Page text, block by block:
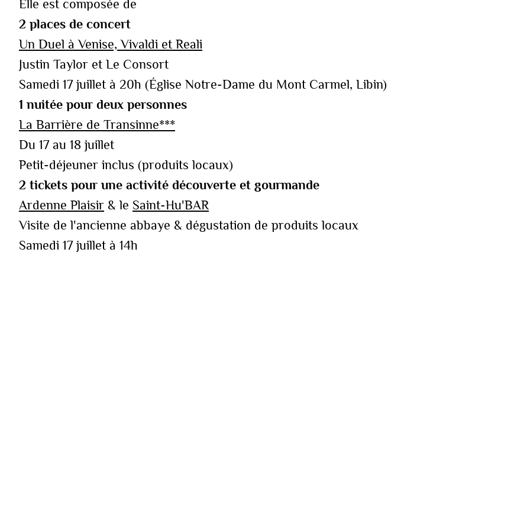
Elle est composée de
‍2 places de concert
Un Duel à Venise, Vivaldi et Reali
Justin Taylor et Le Consort
Samedi 17 juillet à 20h (Église Notre-Dame du Mont Carmel, Libin)
1 nuitée pour deux personnes
La Barrière de Transinne***
Du 17 au 18 juillet
Petit-déjeuner inclus (produits locaux)
2 tickets pour une activité découverte et gourmande
Ardenne Plaisir & le Saint-Hu'BAR
Visite de l'ancienne abbaye & dégustation de produits locaux
Samedi 17 juillet à 14h